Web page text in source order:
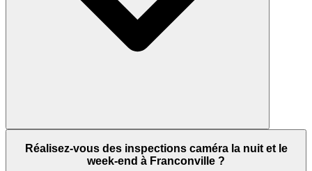
Réalisez-vous des inspections caméra la nuit et le
week-end à Franconville ?